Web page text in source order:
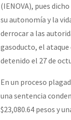
“Sonhando a Terra
Se o México sabe,
[25 abr – CDMX]
(IENOVA), pues
su autonomía y la
derrocar a las
gasoducto, el
detenido el 27 de
En un proceso
una sentencia
$23,080.64 pesos y